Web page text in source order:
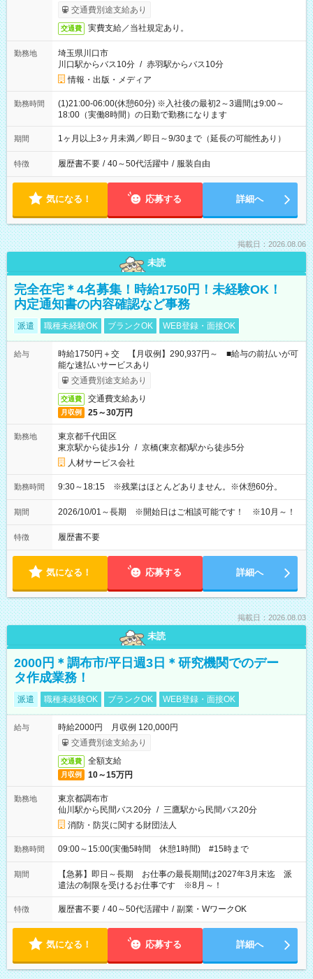
交通費別途支給あり
交通費 実費支給／当社規定あり。
勤務地
埼玉県川口市
川口駅からバス10分 / 赤羽駅からバス10分
情報・出版・メディア
勤務時間
(1)21:00-06:00(休憩60分) ※入社後の最初2～3週間は9:00～
18:00（実働8時間）の日勤で勤務になります
期間 1ヶ月以上3ヶ月未満／即日～9/30まで（延長の可能性あり）
特徴 履歴書不要 / 40～50代活躍中 / 服装自由
気になる！ 応募する 詳細へ
掲載日：2026.08.06
未読
完全在宅＊4名募集！時給1750円！未経験OK！
内定通知書の内容確認など事務
派遣 職種未経験OK ブランクOK WEB登録・面接OK
給与
時給1750円＋交 【月収例】290,937円～ ■給与の前払いが可
能な速払いサービスあり
交通費別途支給あり
交通費 交通費支給あり
月収例 25～30万円
勤務地
東京都千代田区
東京駅から徒歩1分 / 京橋(東京都)駅から徒歩5分
人材サービス会社
勤務時間 9:30～18:15 ※残業はほとんどありません。※休憩60分。
期間 2026/10/01～長期 ※開始日はご相談可能です！ ※10月～！
特徴 履歴書不要
気になる！ 応募する 詳細へ
掲載日：2026.08.03
未読
2000円＊調布市/平日週3日＊研究機関でのデー
タ作成業務！
派遣 職種未経験OK ブランクOK WEB登録・面接OK
給与
時給2000円 月収例 120,000円
交通費別途支給あり
交通費 全額支給
月収例 10～15万円
勤務地
東京都調布市
仙川駅から民間バス20分 / 三鷹駅から民間バス20分
消防・防災に関する財団法人
勤務時間 09:00～15:00(実働5時間 休憩1時間) #15時まで
期間
【急募】即日～長期 お仕事の最長期間は2027年3月末迄 派
遣法の制限を受けるお仕事です ※8月～！
特徴 履歴書不要 / 40～50代活躍中 / 副業・WワークOK
気になる！ 応募する 詳細へ